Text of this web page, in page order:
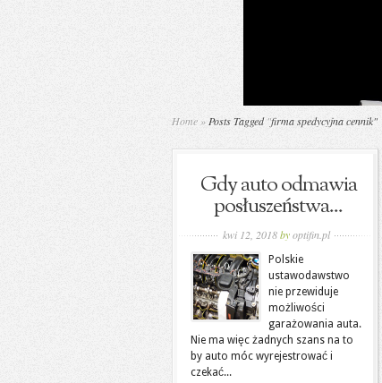
Home » Posts Tagged "firma spedycyjna cennik"
Gdy auto odmawia
posłuszeństwa...
kwi 12, 2018byoptifin.pl
Polskie
ustawodawstwo
nie przewiduje
możliwości
garażowania auta.
Nie ma więc żadnych szans na to
by auto móc wyrejestrować i
czekać...